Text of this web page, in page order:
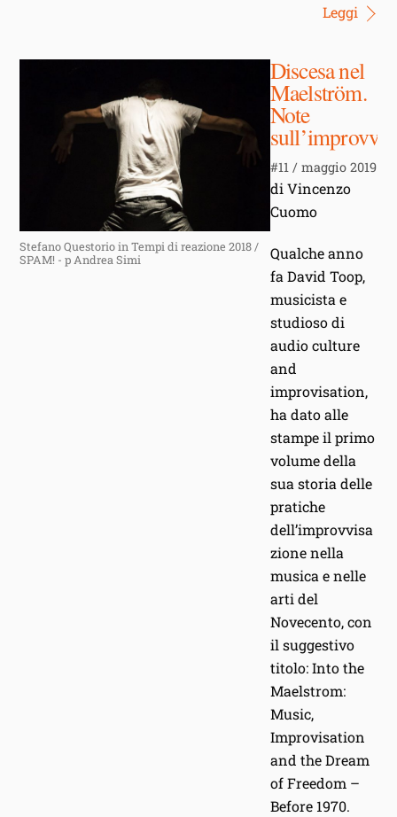
Leggi
Stefano Questorio in Tempi di reazione 2018 /
SPAM! - p Andrea Simi
Discesa nel
Maelström.
Note
#11 / maggio 2019
di Vincenzo
Cuomo
Qualche anno
fa David Toop,
musicista e
studioso di
audio culture
and
improvisation,
ha dato alle
stampe il primo
volume della
sua storia delle
pratiche
dell’improvvisa
zione nella
musica e nelle
arti del
Novecento, con
il suggestivo
titolo: Into the
Maelstrom:
Music,
Improvisation
and the Dream
of Freedom –
Before 1970.